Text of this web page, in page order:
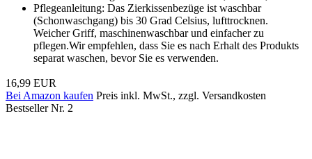
Pflegeanleitung: Das Zierkissenbezüge ist waschbar
(Schonwaschgang) bis 30 Grad Celsius, lufttrocknen.
Weicher Griff, maschinenwaschbar und einfacher zu
pflegen.Wir empfehlen, dass Sie es nach Erhalt des Produkts
separat waschen, bevor Sie es verwenden.
16,99 EUR
Bei Amazon kaufen Preis inkl. MwSt., zzgl. Versandkosten
Bestseller Nr. 2